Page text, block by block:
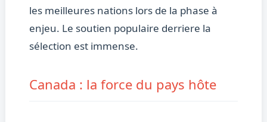
les meilleures nations lors de la phase à
enjeu. Le soutien populaire derriere la
sélection est immense.
Canada : la force du pays hôte